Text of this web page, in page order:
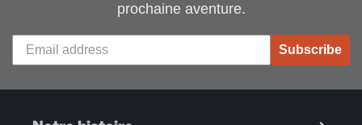
prochaine aventure.
Subscribe